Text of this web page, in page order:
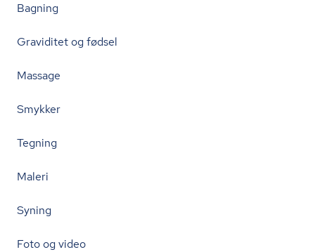
Bagning
Graviditet og fødsel
Massage
Smykker
Tegning
Maleri
Syning
Foto og video